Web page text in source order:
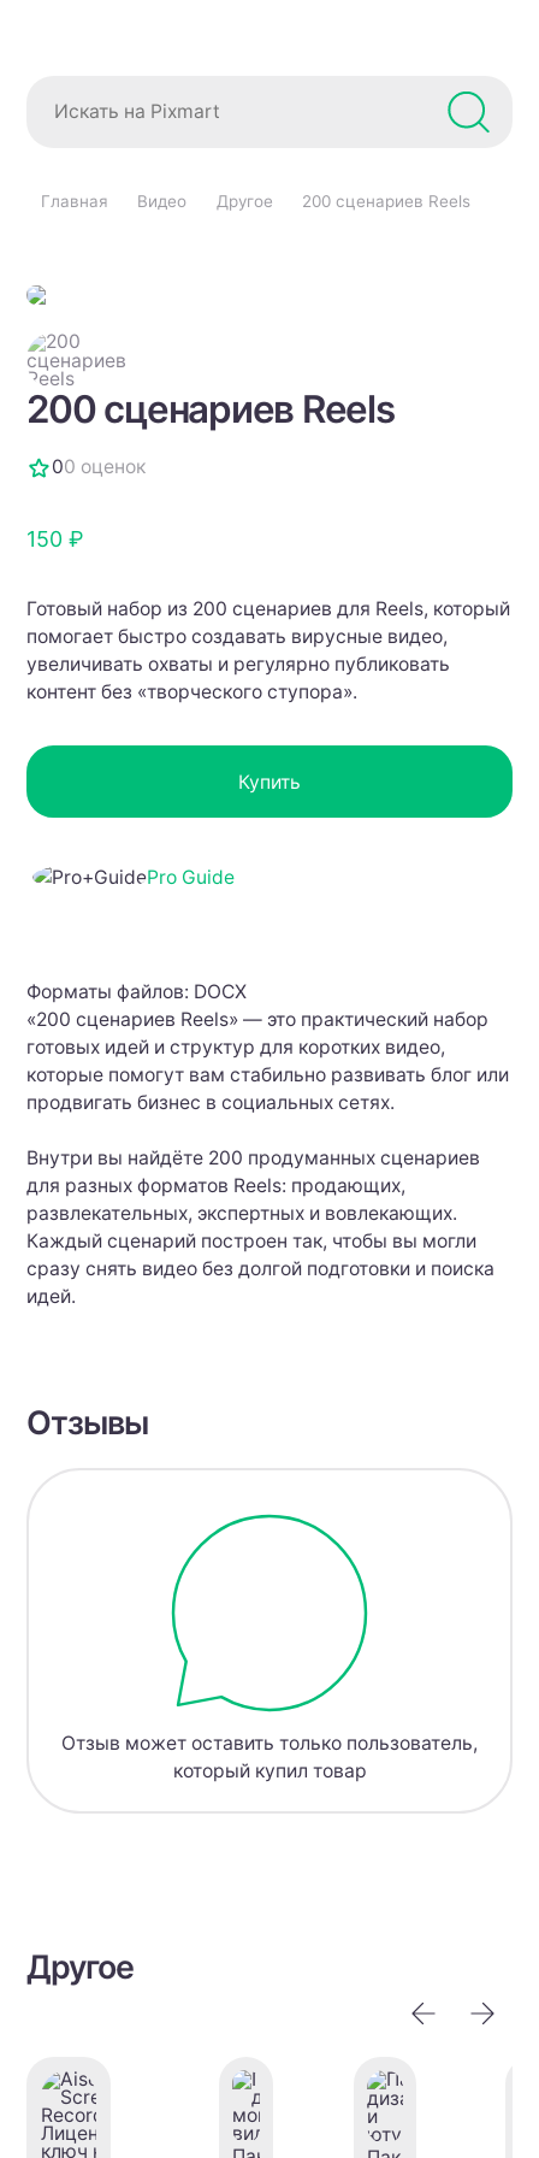
Главная Видео Другое 200 сценариев Reels
200 сценариев Reels
00 оценок
150 ₽
Готовый набор из 200 сценариев для Reels, который
помогает быстро создавать вирусные видео,
увеличивать охваты и регулярно публиковать
контент без «творческого ступора».
Купить
Pro Guide
Форматы файлов: DOCX
«200 сценариев Reels» — это практический набор
готовых идей и структур для коротких видео,
которые помогут вам стабильно развивать блог или
продвигать бизнес в социальных сетях.
Внутри вы найдёте 200 продуманных сценариев
для разных форматов Reels: продающих,
развлекательных, экспертных и вовлекающих.
Каждый сценарий построен так, чтобы вы могли
сразу снять видео без долгой подготовки и поиска
идей.
Отзывы
Отзыв может оставить только пользователь,
который купил товар
Другое